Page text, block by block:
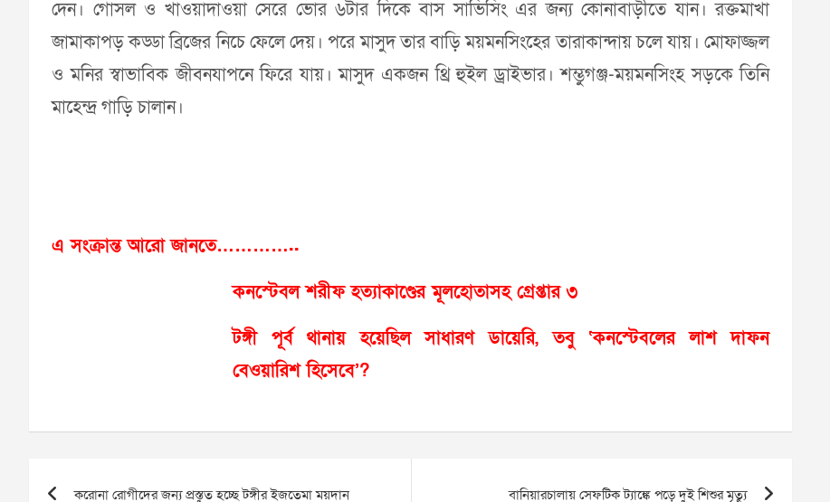
দেন। গোসল ও খাওয়াদাওয়া সেরে ভোর ৬টার দিকে বাস সার্ভিসিং এর জন্য কোনাবাড়ীতে যান। রক্তমাখা
জামাকাপড় কড্ডা ব্রিজের নিচে ফেলে দেয়। পরে মাসুদ তার বাড়ি ময়মনসিংহের তারাকান্দায় চলে যায়। মোফাজ্জল
ও মনির স্বাভাবিক জীবনযাপনে ফিরে যায়। মাসুদ একজন থ্রি হুইল ড্রাইভার। শম্ভুগঞ্জ-ময়মনসিংহ সড়কে তিনি
মাহেন্দ্র গাড়ি চালান।
এ সংক্রান্ত আরো জানতে…………..
কনস্টেবল শরীফ হত্যাকাণ্ডের মূলহোতাসহ গ্রেপ্তার ৩
টঙ্গী পূর্ব থানায় হয়েছিল সাধারণ ডায়েরি, তবু ‘কনস্টেবলের লাশ দাফন
বেওয়ারিশ হিসেবে’?
করোনা রোগীদের জন্য প্রস্তুত হচ্ছে টঙ্গীর ইজতেমা ময়দান বানিয়ারচালায় সেফটিক ট্যাঙ্কে পড়ে দুই শিশুর মৃত্যু